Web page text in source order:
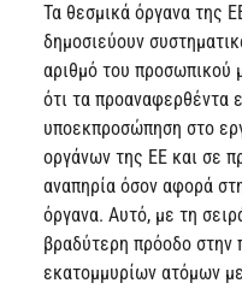
Τα θεσμικά όργανα της
δημοσιεύουν
αριθμό του προσωπικού
ότι τα προαναφερθέντα
υποεκπροσώπηση στο
οργάνων της ΕΕ και σε
αναπηρία όσον αφορά
όργανα. Αυτό, με τη
βραδύτερη πρόοδο
εκατομμυρίων ατόμων